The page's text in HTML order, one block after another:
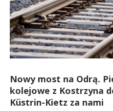
Nowy most na Odrą.
kolejowe z Kostrzyna
Küstrin-Kietz za nami